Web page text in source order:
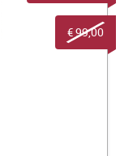
€ 99,00